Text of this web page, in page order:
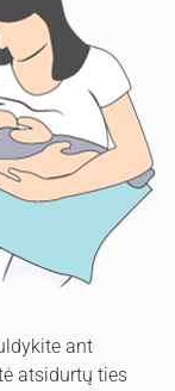
ant
atsidurtų ties